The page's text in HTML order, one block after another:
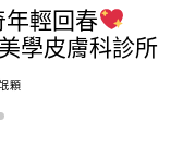
輕回春
學皮膚科診所
顆